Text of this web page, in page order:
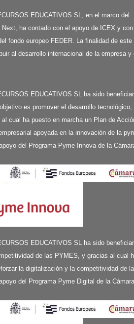
EDUCATIVOS SL, en el marco del
Next, ha contado con el apoyo de ICEX y
fondo europeo FEDER. La finalidad de este
al desarrollo internacional de la empresa y
EDUCATIVOS SL ha sido
es promover el desarrollo
cual ha puesto en marcha un Plan de
apoyada en la innovación de la
del Programa Pyme Innova de la
EDUCATIVOS SL ha sido
de las PYMES, y gracias al cual
la digitalización y la competitividad de
del Programa Pyme Digital de la